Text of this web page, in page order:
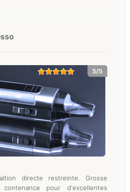
5/5
directe restreinte. Grosse
pour d'excellentes